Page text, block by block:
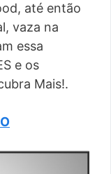
até então
vaza na
essa
e os
Mais!.